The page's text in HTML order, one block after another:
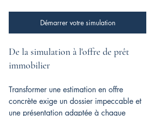
Démarrer votre simulation
De la simulation à l'offre de prêt
immobilier
Transformer une estimation en offre
concrète exige un dossier impeccable et
une présentation adaptée à chaque